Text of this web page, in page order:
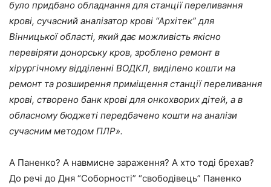
було придбано обладнання для станції переливання
крові, сучасний аналізатор крові “Архітек” для
Вінницької області, який дає можливість якісно
перевіряти донорську кров, зроблено ремонт в
хірургічному відділенні ВОДКЛ, виділено кошти на
ремонт та розширення приміщення станції переливання
крові, створено банк крові для онкохворих дітей, а в
обласному бюджеті передбачено кошти на аналізи
сучасним методом ПЛР».
А Паненко? А навмисне зараження? А хто тоді брехав?
До речі до Дня “Соборності” “свободівець” Паненко